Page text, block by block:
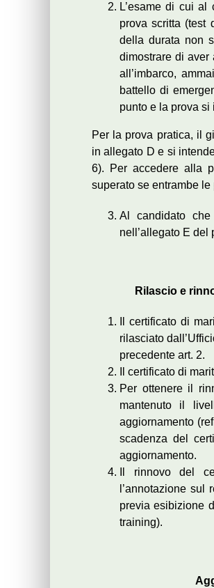
L’esame di cui
prova scritta (test
della durata non
dimostrare di aver
all’imbarco,
battello di
punto e la prova
Per la prova pratica, il
in allegato D e si
6). Per accedere alla
superato se entrambe
Al candidato
nell’allegato E del
Rilascio e
Il certificato di
rilasciato
precedente art. 2.
Il certificato di
Per ottenere il
mantenuto il
aggiornamento
scadenza del
aggiornamento.
Il rinnovo del
l’annotazione
previa esibizione
training).